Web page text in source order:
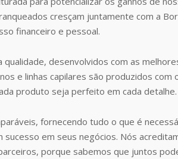
cresçam juntamente com a
financeiro e pessoal.
desenvolvidos com as
e linhas capilares são produzidos com
produto seja perfeito em cada detalhe.
fornecendo tudo o que é
em seus negócios. Nós
porque sabemos que juntos